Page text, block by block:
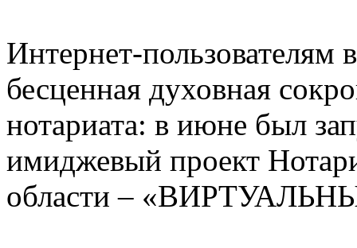
Интернет-пользователям
бесценная духовная
нотариата: в июне был
имиджевый проект
области –